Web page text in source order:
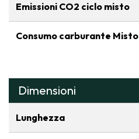
Emissioni CO2 ciclo misto
Consumo carburante Misto
Dimensioni
Lunghezza